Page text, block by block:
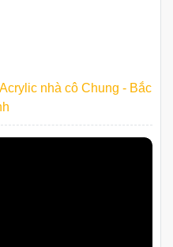
nhà cô Chung - Bắc